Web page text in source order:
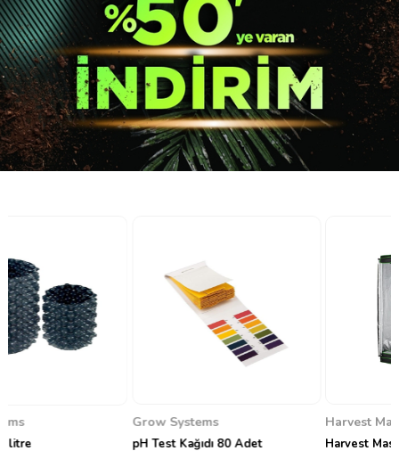
Grow Systems
pH Test Kağıdı 80 Adet
Harvest Master
Harvest Master Bitki Yetiştirme